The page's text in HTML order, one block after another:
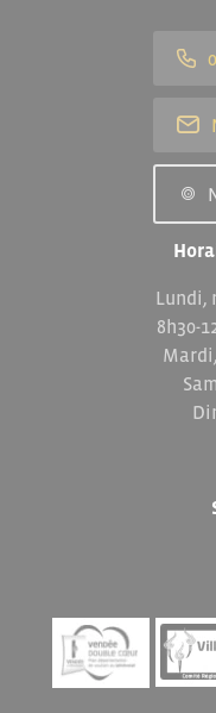
Lundi,
8h30-